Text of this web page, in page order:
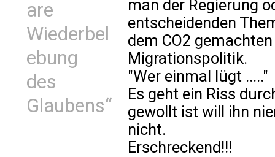
are
Wiederbel
ebung
des
Glaubens“
man der Regierung
entscheidenden
dem CO2
Migrationspolitik.
"Wer einmal lügt ....."
Es geht ein Riss
gewollt ist will ihn
nicht.
Erschreckend!!!